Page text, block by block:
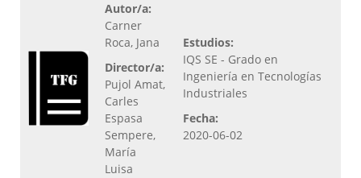
Autor/a:
Carner
Roca, Jana
Director/a:
Pujol Amat,
Carles
Espasa
Sempere,
María
Luisa
Estudios:
IQS SE - Grado en
Ingeniería en Tecnologías
Industriales
Fecha:
2020-06-02